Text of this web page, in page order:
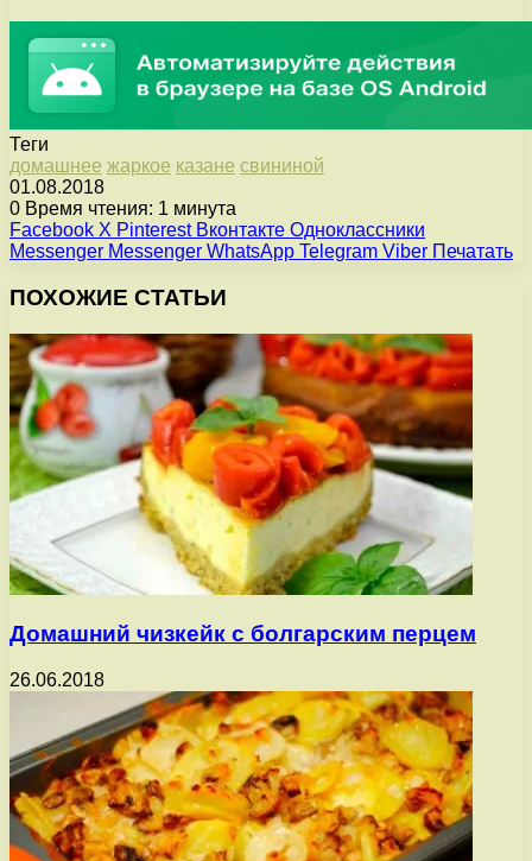
Теги
домашнее жаркое казане свининой
01.08.2018
0 Время чтения: 1 минута
Facebook X Pinterest Вконтакте Одноклассники
Messenger Messenger WhatsApp Telegram Viber Печатать
ПОХОЖИЕ СТАТЬИ
Домашний чизкейк с болгарским перцем
26.06.2018